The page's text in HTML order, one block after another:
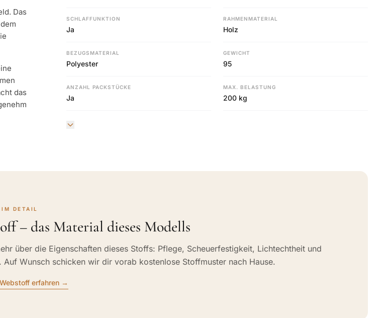
Das
das
SCHLAFFUNKTION
Ja
RAHMENMATERIAL
Holz
BEZUGSMATERIAL
Polyester
GEWICHT
95
ANZAHL PACKSTÜCKE
Ja
MAX. BELASTUNG
200 kg
DETAIL
– das Material dieses Modells
über die Eigenschaften dieses Stoffs: Pflege, Scheuerfestigkeit, Lichtechtheit und
Auf Wunsch schicken wir dir vorab kostenlose Stoffmuster nach Hause.
erfahren →